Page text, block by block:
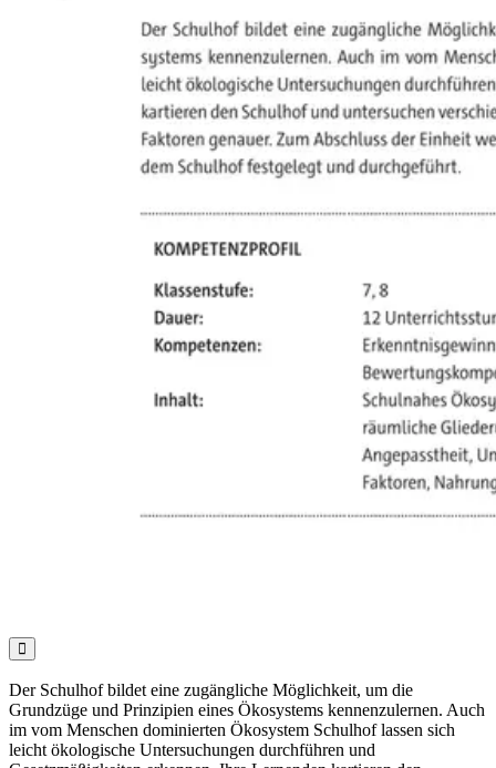

Der Schulhof bildet eine zugängliche Möglichkeit, um die
Grundzüge und Prinzipien eines Ökosystems kennenzulernen. Auch
im vom Menschen dominierten Ökosystem Schulhof lassen sich
leicht ökologische Untersuchungen durchführen und